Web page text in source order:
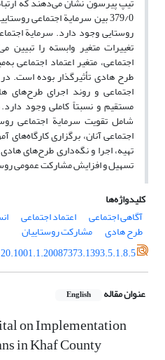
379/0 بین سرمایة اجتماعی
تغییرات متغیر وابسته را
طرح هادی تأثیرگذار بوده است.
اجتماعی و روند اجرای طرح‌های
مستقیم و نسبتاً کاملی وجود دارد.
شامل تقویت سرمایة اجتماعی
اجتماعی آنان، برگزاری کارگاه‌های
تهیه، اجرا و نگه‌داری طرح‌های
تسهیل و افزایش مشارکت عمومی
کلیدواژه‌ها
آگاهی اجتماعی
اعتماد اجتماعی
طرح هادی
مشارکت روستاییان
20.1001.1.20087373.1393.5.1.8.5
عنوان مقاله English
on Implementation
in Khaf County